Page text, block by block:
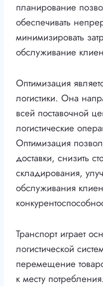
планирование
обеспечивать
минимизировать
обслуживание
Оптимизация
логистики. Она
всей поставочной
логистические
Оптимизация
доставки, снизить
складирования,
обслуживания
Транспорт играет
логистической
перемещение
к месту